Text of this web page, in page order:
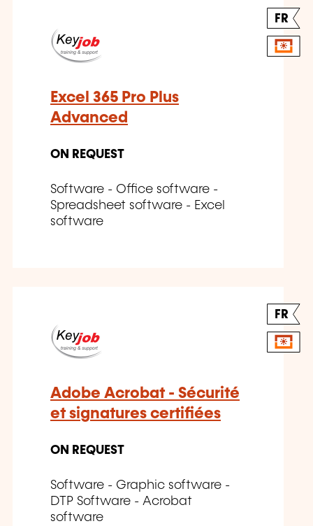
FR
Excel 365 Pro Plus
Advanced
ON REQUEST
Software - Office software -
Spreadsheet software - Excel
software
FR
Adobe Acrobat - Sécurité
et signatures certifiées
ON REQUEST
Software - Graphic software -
DTP Software - Acrobat
software